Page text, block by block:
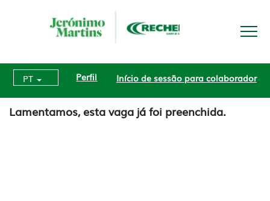
PT Perfil Início de sessão para colaborador
Lamentamos, esta vaga já foi preenchida.